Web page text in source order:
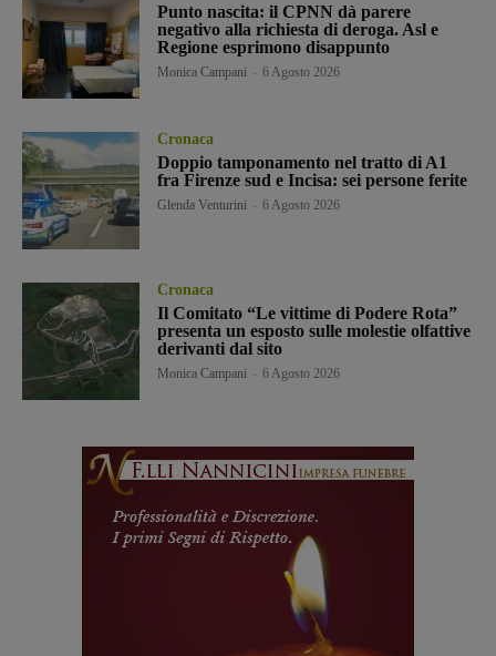
Punto nascita: il CPNN dà parere
negativo alla richiesta di deroga. Asl e
Regione esprimono disappunto
Monica Campani 6 Agosto 2026
Cronaca
Doppio tamponamento nel tratto di A1
fra Firenze sud e Incisa: sei persone ferite
Glenda Venturini 6 Agosto 2026
Cronaca
Il Comitato “Le vittime di Podere Rota”
presenta un esposto sulle molestie olfattive
derivanti dal sito
Monica Campani 6 Agosto 2026